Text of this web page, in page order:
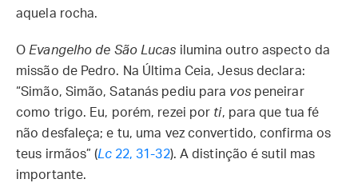
aquela rocha.
O Evangelho de São Lucas ilumina outro aspecto da
missão de Pedro. Na Última Ceia, Jesus declara:
“Simão, Simão, Satanás pediu para vos peneirar
como trigo. Eu, porém, rezei por ti, para que tua fé
não desfaleça; e tu, uma vez convertido, confirma os
teus irmãos” (Lc22, 31-32). A distinção é sutil mas
importante.